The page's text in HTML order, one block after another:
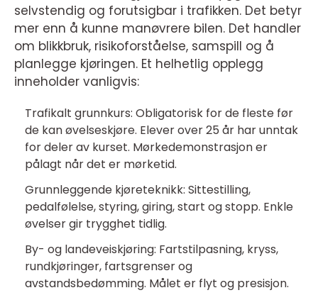
selvstendig og forutsigbar i trafikken. Det betyr
mer enn å kunne manøvrere bilen. Det handler
om blikkbruk, risikoforståelse, samspill og å
planlegge kjøringen. Et helhetlig opplegg
inneholder vanligvis:
Trafikalt grunnkurs: Obligatorisk for de fleste før
de kan øvelseskjøre. Elever over 25 år har unntak
for deler av kurset. Mørkedemonstrasjon er
pålagt når det er mørketid.
Grunnleggende kjøreteknikk: Sittestilling,
pedalfølelse, styring, giring, start og stopp. Enkle
øvelser gir trygghet tidlig.
By- og landeveiskjøring: Fartstilpasning, kryss,
rundkjøringer, fartsgrenser og
avstandsbedømming. Målet er flyt og presisjon.